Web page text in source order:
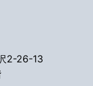
2-26-13